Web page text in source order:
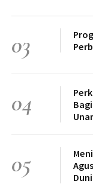
03
04
05